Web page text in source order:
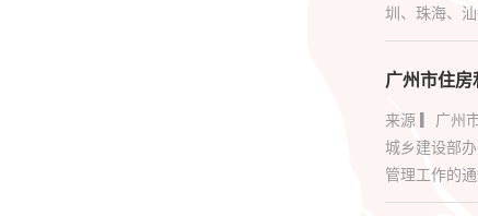
圳、珠海、
广州市住房
来源 ▎广州
城乡建设部
管理工作的